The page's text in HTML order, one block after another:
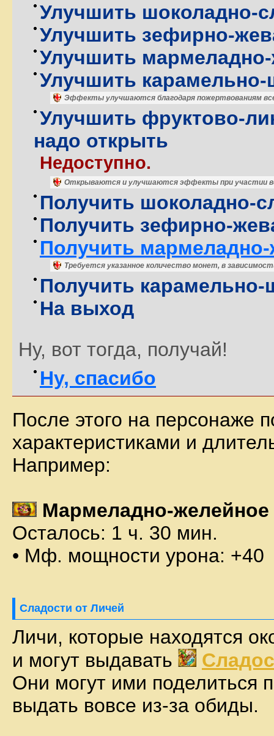
Улучшить шоколадно-
Улучшить зефирно-
Улучшить
Улучшить карамельно-
Эффекты улучшаются благодаря пожертвованиям
Улучшить фруктово-
надо открыть
Недоступно.
Открываются и улучшаются эффекты при участии
Получить шоколадно-
Получить зефирно-
Получить
Требуется указанное количество монет, в
Получить карамельно-
На выход
Ну, вот тогда, получай!
Ну, спасибо
После этого на персонаже
характеристиками и
Например:
Мармеладно-желейное
Осталось: 1 ч. 30 мин.
• Мф. мощности урона: +40
Сладости от Личей
Личи, которые находятся
и могут выдавать
Они могут ими поделиться
выдать вовсе из-за обиды.